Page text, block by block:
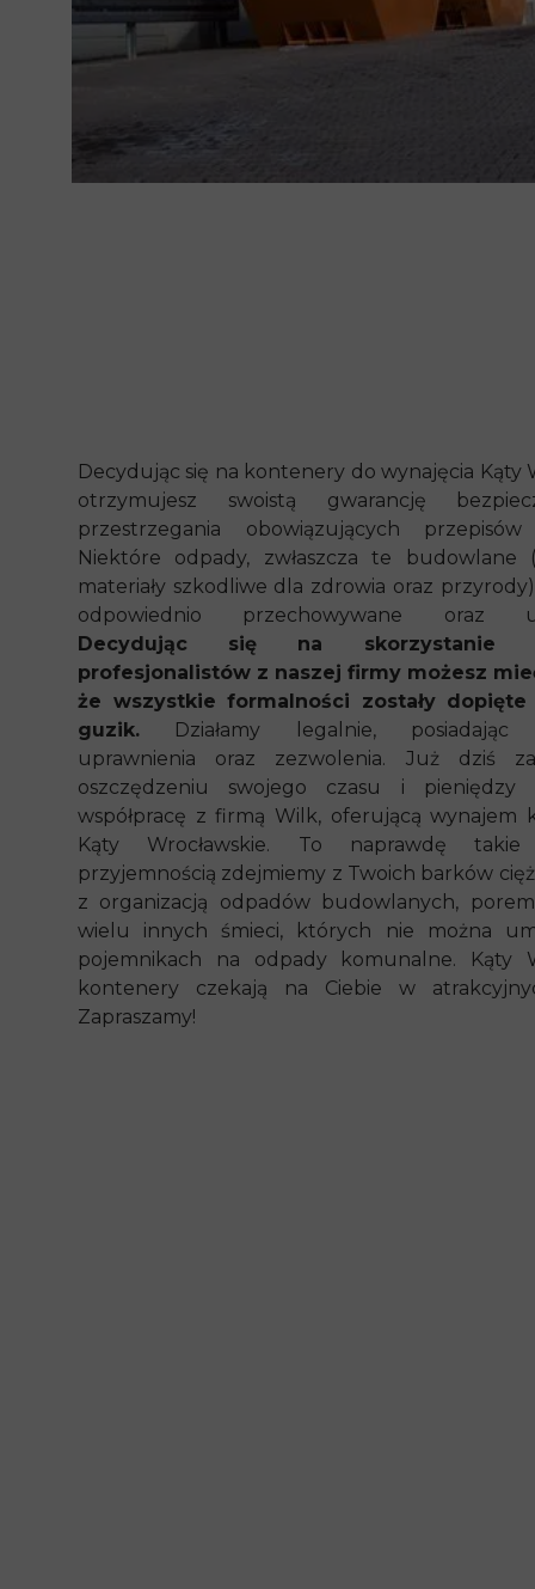
Decydując się na kontenery do wynajęcia Kąty
otrzymujesz swoistą gwarancję
przestrzegania obowiązujących
Niektóre odpady, zwłaszcza te budowlane
materiały szkodliwe dla zdrowia oraz
odpowiednio przechowywane oraz
Decydując się na skorzystanie
profesjonalistów z naszej firmy możesz
że wszystkie formalności zostały
guzik. Działamy legalnie, posiadając
uprawnienia oraz zezwolenia. Już dziś
oszczędzeniu swojego czasu i pieniędzy
współpracę z firmą Wilk, oferującą wynajem
Kąty Wrocławskie. To naprawdę
przyjemnością zdejmiemy z Twoich barków
z organizacją odpadów budowlanych,
wielu innych śmieci, których nie można
pojemnikach na odpady komunalne. Kąty
kontenery czekają na Ciebie w
Zapraszamy!